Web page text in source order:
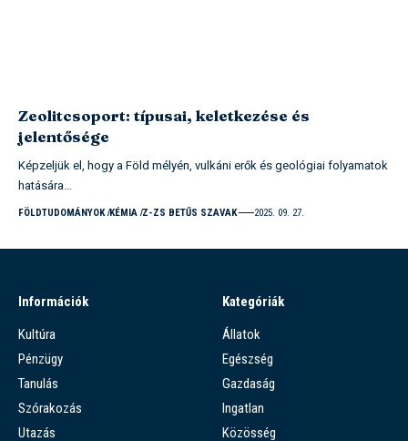
Zeolitcsoport: típusai, keletkezése és
jelentősége
Képzeljük el, hogy a Föld mélyén, vulkáni erők és geológiai folyamatok
hatására…
FÖLDTUDOMÁNYOK KÉMIA Z-ZS BETŰS SZAVAK 2025. 09. 27.
Információk
Kultúra
Pénzügy
Tanulás
Szórakozás
Utazás
Kategóriák
Állatok
Egészség
Gazdaság
Ingatlan
Közösség